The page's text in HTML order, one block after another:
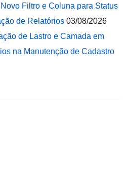
Filtro e Coluna para Status
de Relatórios 03/08/2026
de Lastro e Camada em
na Manutenção de Cadastro